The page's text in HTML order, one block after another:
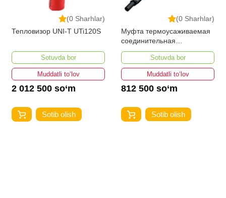
(0 Sharhlar)
Тепловизор UNI-T UTi120S
Sotuvda bor
Muddatli to‘lov
2 012 500 so‘m
Sotib olish
(0 Sharhlar)
Муфта термоусаживаемая
соединительная
3СТп-10У-35...50
Sotuvda bor
Muddatli to‘lov
812 500 so‘m
Sotib olish